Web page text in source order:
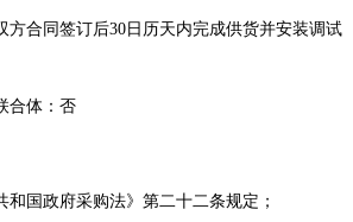
方合同签订后30 日历天内完成供货并安装调试
合体：否
和国政府采购法》第二十二条规定；